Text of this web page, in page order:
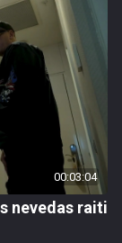
00:03:04
nevedas raiti